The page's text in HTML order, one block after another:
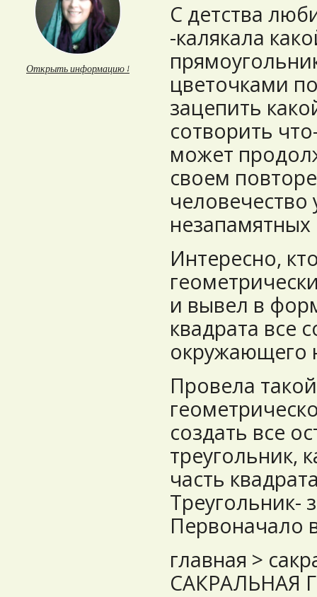
Открыть информацию ↓
С детства
-калякала
цветочками
зацепить
сотворить
может
своем
человечество
Интересно,
и вывел в
квадрата все
окружающего
Провела
создать все
треугольник,
часть
Треугольник-
Первоначало
главная >
САКРАЛЬНАЯ